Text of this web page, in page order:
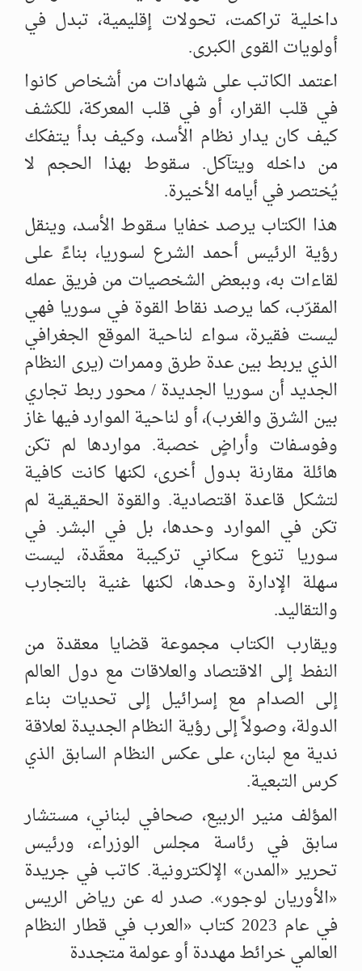
داخلية تراكمت، تحولات إقليمية، تبدل في
أولويات القوى الكبرى.
اعتمد الكاتب على شهادات من أشخاص كانوا
في قلب القرار، أو في قلب المعركة، للكشف
كيف كان يدار نظام الأسد، وكيف بدأ يتفكك
من داخله ويتآكل. سقوط بهذا الحجم لا
يُختصر في أيامه الأخيرة.
هذا الكتاب يرصد خفايا سقوط الأسد، وينقل
رؤية الرئيس أحمد الشرع لسوريا، بناءً على
لقاءات به، وببعض الشخصيات من فريق عمله
المقرّب، كما يرصد نقاط القوة في سوريا فهي
ليست فقيرة، سواء لناحية الموقع الجغرافي
الذي يربط بين عدة طرق وممرات (يرى النظام
الجديد أن سوريا الجديدة / محور ربط تجاري
بين الشرق والغرب)، أو لناحية الموارد فيها غاز
وفوسفات وأراضٍ خصبة. مواردها لم تكن
هائلة مقارنة بدول أخرى، لكنها كانت كافية
لتشكل قاعدة اقتصادية. والقوة الحقيقية لم
تكن في الموارد وحدها، بل في البشر. في
سوريا تنوع سكاني تركيبة معقّدة، ليست
سهلة الإدارة وحدها، لكنها غنية بالتجارب
والتقاليد.
ويقارب الكتاب مجموعة قضايا معقدة من
النفط إلى الاقتصاد والعلاقات مع دول العالم
إلى الصدام مع إسرائيل إلى تحديات بناء
الدولة، وصولاً إلى رؤية النظام الجديدة لعلاقة
ندية مع لبنان، على عكس النظام السابق الذي
كرس التبعية.
المؤلف منير الربيع، صحافي لبناني، مستشار
سابق في رئاسة مجلس الوزراء، ورئيس
تحرير «المدن» الإلكترونية. كاتب في جريدة
«الأوريان لوجور». صدر له عن رياض الريس
في عام 2023 كتاب «العرب في قطار النظام
العالمي خرائط مهددة أو عولمة متجددة